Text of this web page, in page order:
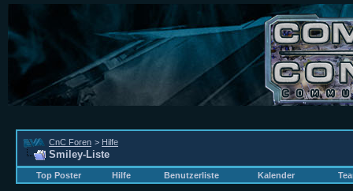
CnC Foren > Hilfe
Smiley-Liste
Top Poster Hilfe Benutzerliste Kalender